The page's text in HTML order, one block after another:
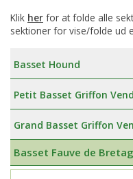
Klik her for at folde alle
sektioner for vise/folde ud
Basset Hound
Petit Basset Griffon
Grand Basset Griffon
Basset Fauve de